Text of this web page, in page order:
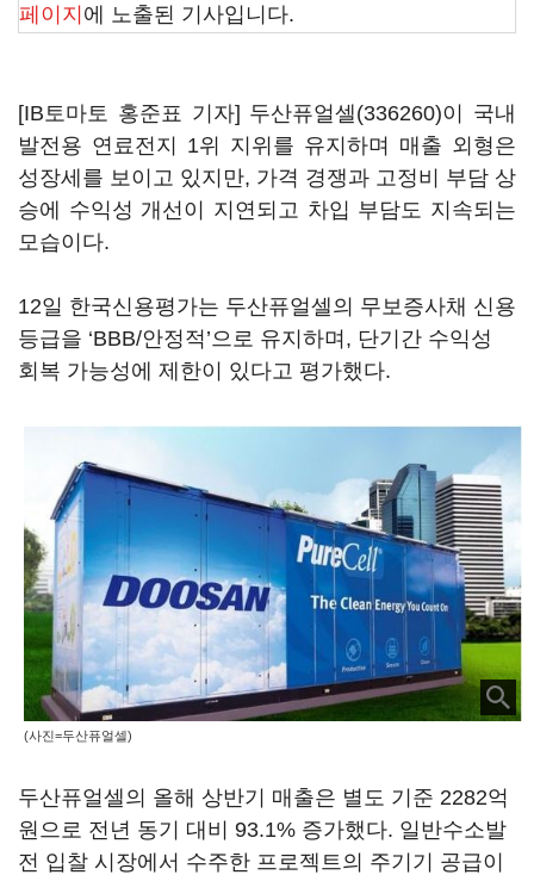
페이지 에 노출된 기사입니다.
[IB토마토 홍준표 기자] 두산퓨얼셀(336260)이 국내
발전용 연료전지 1위 지위를 유지하며 매출 외형은
성장세를 보이고 있지만, 가격 경쟁과 고정비 부담 상
승에 수익성 개선이 지연되고 차입 부담도 지속되는
모습이다.
12일 한국신용평가는 두산퓨얼셀의 무보증사채 신용
등급을 ‘BBB/안정적’으로 유지하며, 단기간 수익성
회복 가능성에 제한이 있다고 평가했다.
(사진=두산퓨얼셀)
두산퓨얼셀의 올해 상반기 매출은 별도 기준 2282억
원으로 전년 동기 대비 93.1% 증가했다. 일반수소발
전 입찰 시장에서 수주한 프로젝트의 주기기 공급이